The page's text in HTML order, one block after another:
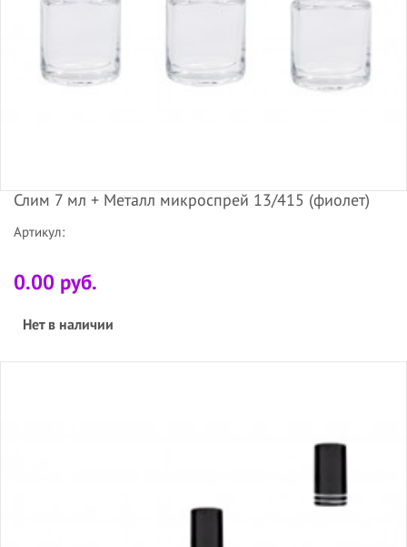
Слим 7 мл + Металл микроспрей 13/415 (фиолет)
Артикул:
0.00 руб.
Нет в наличии